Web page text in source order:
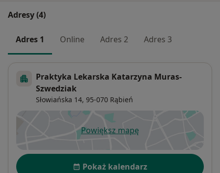
Adresy (4)
Adres 1 Online Adres 2 Adres 3
Praktyka Lekarska Katarzyna Muras-
Szwedziak
Słowiańska 14, 95-070 Rąbień
Powiększ mapęotwiera się w nowej karcie
Dostępność
Pokaż kalendarz